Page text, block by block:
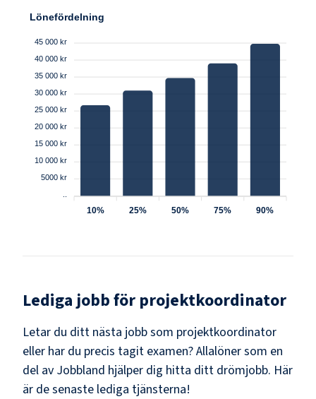
Lönefördelning
45 000 kr
40 000 kr
35 000 kr
30 000 kr
25 000 kr
20 000 kr
15 000 kr
10 000 kr
5000 kr
10% 25% 50% 75% 90%
Lediga jobb för projektkoordinator
Letar du ditt nästa jobb som projektkoordinator
eller har du precis tagit examen? Allalöner som en
del av Jobbland hjälper dig hitta ditt drömjobb. Här
är de senaste lediga tjänsterna!